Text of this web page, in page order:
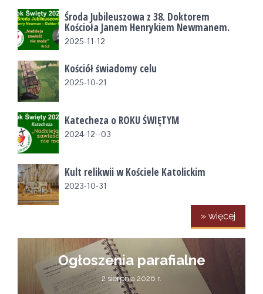
Środa Jubileuszowa z 38. Doktorem
Kościoła Janem Henrykiem Newmanem.
2025-11-12
Kościół świadomy celu
2025-10-21
Katecheza o ROKU ŚWIĘTYM
2024-12--03
Kult relikwii w Kościele Katolickim
2023-10-31
» więcej
Ogłoszenia parafialne
2 sierpnia 2026 r.